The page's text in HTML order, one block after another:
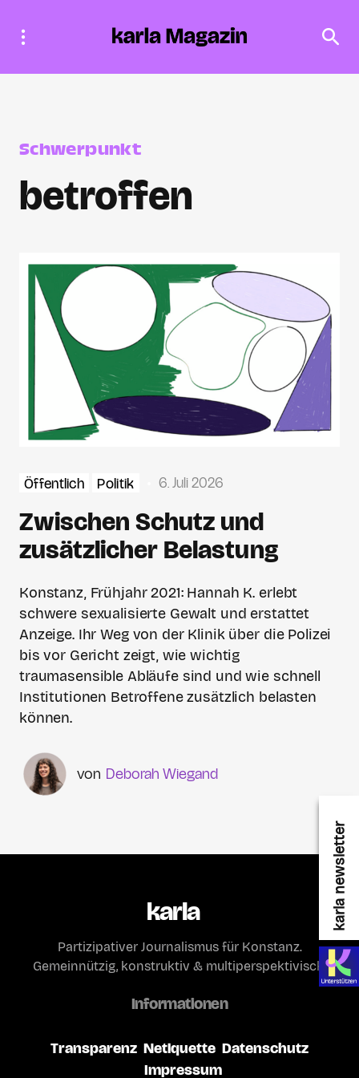
karla newsletter
Schwerpunkt
betroffen
Öffentlich Politik 6. Juli 2026
Zwischen Schutz und
zusätzlicher Belastung
Konstanz, Frühjahr 2021: Hannah K. erlebt
schwere sexualisierte Gewalt und erstattet
Anzeige. Ihr Weg von der Klinik über die Polizei
bis vor Gericht zeigt, wie wichtig
traumasensible Abläufe sind und wie schnell
Institutionen Betroffene zusätzlich belasten
können.
Deborah Wiegand
karla
Partizipativer Journalismus für Konstanz.
Gemeinnützig, konstruktiv & multiperspektivisch.
Informationen
Transparenz Netiquette Datenschutz
Impressum